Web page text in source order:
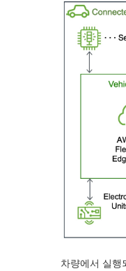
차량에서 실행